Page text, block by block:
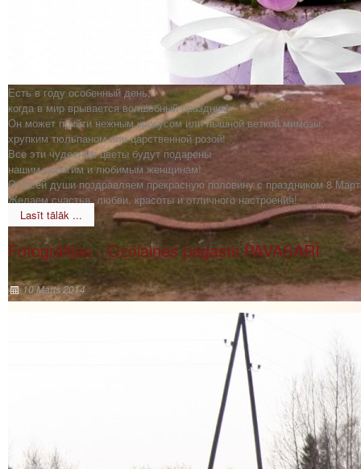
Есть в году особенный день,
когда в мир врывается волшебный праздник!
Он может прийти нежным крокусом или пышной веткой мимозы,
хрупким тюльпаном или царственной розой!
Все эти чудесные цветы будут подарены
нашим дорогим и любимым женщинам!
От всей души поздравляем прекрасную половину с праздником 8
Желаем счастья, любви, красоты и отличного настроения!
Lasīt tālāk ...
Fotogrāfijas - Ozolaines pagasts PAVASARĪ
10 Marts 2014